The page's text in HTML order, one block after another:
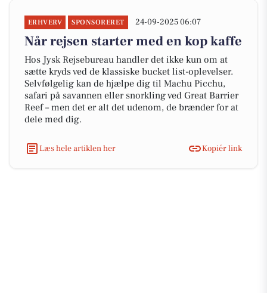
ERHVERV SPONSORERET 24-09-2025 06:07
Når rejsen starter med en kop kaffe
Hos Jysk Rejsebureau handler det ikke kun om at
sætte kryds ved de klassiske bucket list-oplevelser.
Selvfølgelig kan de hjælpe dig til Machu Picchu,
safari på savannen eller snorkling ved Great Barrier
Reef – men det er alt det udenom, de brænder for at
dele med dig.
Læs hele artiklen her Kopiér link